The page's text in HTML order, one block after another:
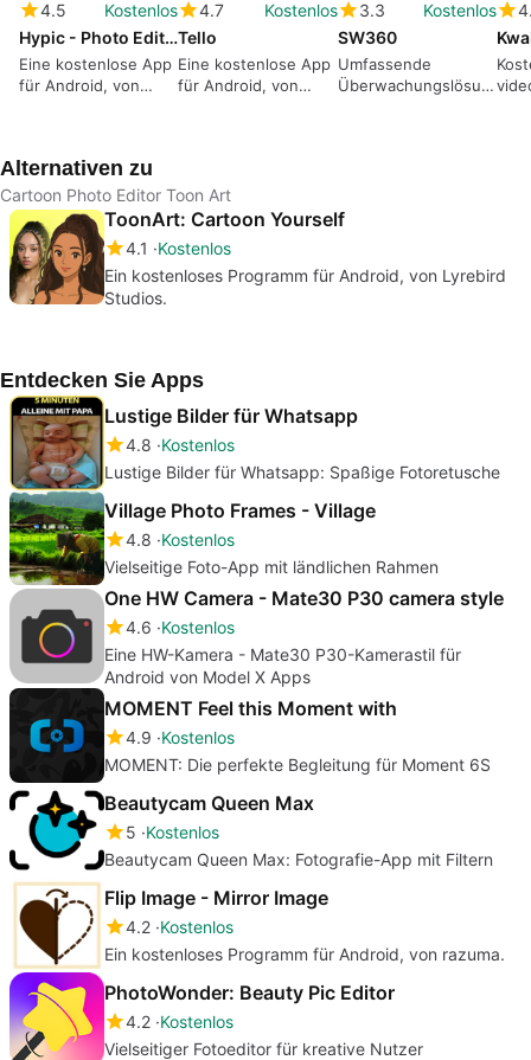
4.5
Kostenlos
Hypic - Photo Editor AI Art
Eine kostenlose App
für Android, von
4.7
Kostenlos
Tello
Eine kostenlose App
für Android, von
3.3
Kostenlos
SW360
Umfassende
Überwachungslösung
Alternativen zu
Cartoon Photo Editor Toon Art
ToonArt: Cartoon Yourself
4.1
Kostenlos
Ein kostenloses Programm für Android, von Lyrebird
Studios.
Entdecken Sie Apps
Lustige Bilder für Whatsapp
4.8 Kostenlos
Lustige Bilder für Whatsapp: Spaßige Fotoretusche
Village Photo Frames - Village
4.8 Kostenlos
Vielseitige Foto-App mit ländlichen Rahmen
One HW Camera - Mate30 P30 camera style
4.6 Kostenlos
Eine HW-Kamera - Mate30 P30-Kamerastil für
Android von Model X Apps
MOMENT Feel this Moment with
4.9 Kostenlos
MOMENT: Die perfekte Begleitung für Moment 6S
Beautycam Queen Max
5 Kostenlos
Beautycam Queen Max: Fotografie-App mit Filtern
Flip Image - Mirror Image
4.2 Kostenlos
Ein kostenloses Programm für Android, von razuma.
PhotoWonder: Beauty Pic Editor
4.2 Kostenlos
Vielseitiger Fotoeditor für kreative Nutzer